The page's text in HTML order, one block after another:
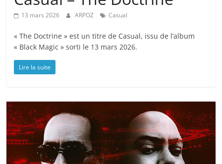
13 mars 2026 ARPOZ Casual
« The Doctrine » est un titre de Casual, issu de l’album
« Black Magic » sorti le 13 mars 2026.
Lire la suite